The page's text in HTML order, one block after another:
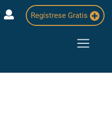
Regístrese Gratis